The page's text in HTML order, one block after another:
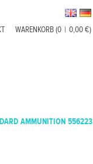
WARENKORB (0 | 0,00 €)
AMMUNITION 556223